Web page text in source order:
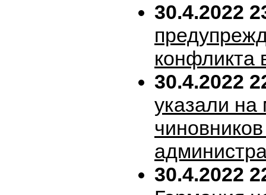
30.4.2022
конфликта
30.4.2022
указали на
30.4.2022